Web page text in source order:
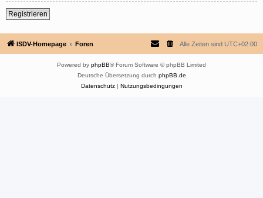
Registrieren
ISDV-Homepage Foren Alle Zeiten sind UTC+02:00
Powered by phpBB® Forum Software © phpBB Limited
Deutsche Übersetzung durch phpBB.de
Datenschutz| Nutzungsbedingungen